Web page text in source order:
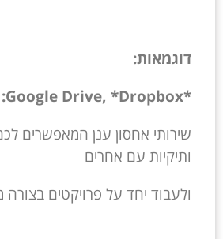
דוגמאות:
*Google Drive, *Dropbox:
שירותי אחסון ענן המאפשרים
ותיקיות עם אחרים
ולעבוד יחד על פרויקטים בצורה